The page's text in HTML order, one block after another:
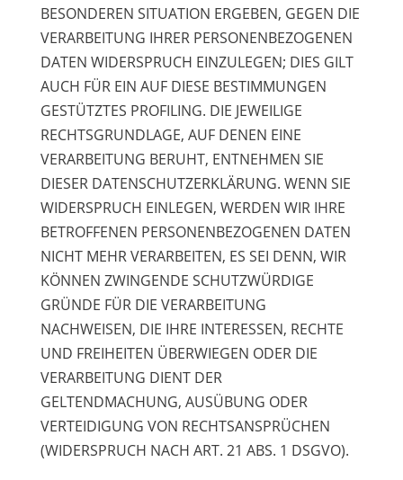
BESONDEREN SITUATION ERGEBEN, GEGEN DIE
VERARBEITUNG IHRER PERSONENBEZOGENEN
DATEN WIDERSPRUCH EINZULEGEN; DIES GILT
AUCH FÜR EIN AUF DIESE BESTIMMUNGEN
GESTÜTZTES PROFILING. DIE JEWEILIGE
RECHTSGRUNDLAGE, AUF DENEN EINE
VERARBEITUNG BERUHT, ENTNEHMEN SIE
DIESER DATENSCHUTZERKLÄRUNG. WENN SIE
WIDERSPRUCH EINLEGEN, WERDEN WIR IHRE
BETROFFENEN PERSONENBEZOGENEN DATEN
NICHT MEHR VERARBEITEN, ES SEI DENN, WIR
KÖNNEN ZWINGENDE SCHUTZWÜRDIGE
GRÜNDE FÜR DIE VERARBEITUNG
NACHWEISEN, DIE IHRE INTERESSEN, RECHTE
UND FREIHEITEN ÜBERWIEGEN ODER DIE
VERARBEITUNG DIENT DER
GELTENDMACHUNG, AUSÜBUNG ODER
VERTEIDIGUNG VON RECHTSANSPRÜCHEN
(WIDERSPRUCH NACH ART. 21 ABS. 1 DSGVO).